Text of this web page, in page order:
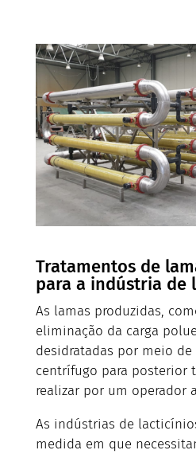
Tratamentos de
para a indústria de
As lamas produzidas,
eliminação da carga
desidratadas por meio
centrífugo para posterior
realizar por um operador
As indústrias de
medida em que